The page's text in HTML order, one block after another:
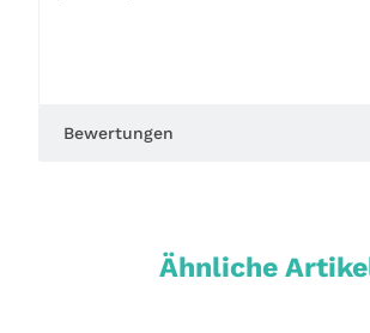
Bewertungen
Ähnliche